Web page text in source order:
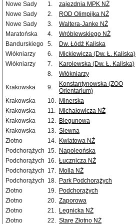
Nowe Sady
1. zajezdnia MPK NŻ
Nowe Sady
2. ROD Olimpijka NŻ
Nowe Sady
3. Waltera-Janke NŻ
Maratońska
4. Wróblewskiego NŻ
Bandurskiego 5. Dw. Łódź Kaliska
Włókniarzy
6. Mickiewicza (Dw. Ł. Kaliska)
Włókniarzy
7. Karolewska (Dw. Ł. Kaliska)
8.
Włókniarzy
Krakowska
9.
Konstantynowska (ZOO
Orientarium)
Krakowska 10. Minerska
Krakowska
11. Michałowicza NŻ
Krakowska
12. Biegunowa
Krakowska
13. Siewna
Złotno
14. Kwiatowa NŻ
Podchorążych 15. Napoleońska
Podchorążych 16. Łucznicza NŻ
Podchorążych 17. Molla NŻ
Podchorążych 18. Park Podchorążych
Złotno
19. Podchorążych
Złotno
20. Zaporowa
Złotno
21. Legnicka NŻ
Złotno
22. Stare Złotno NŻ